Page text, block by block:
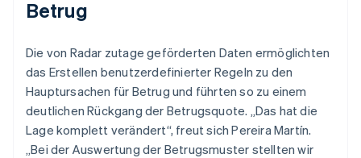
Betrug
Die von Radar zutage geförderten Daten ermöglichten
das Erstellen benutzerdefinierter Regeln zu den
Hauptursachen für Betrug und führten so zu einem
deutlichen Rückgang der Betrugsquote. „Das hat die
Lage komplett verändert“, freut sich Pereira Martín.
„Bei der Auswertung der Betrugsmuster stellten wir